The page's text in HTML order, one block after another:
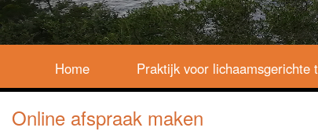
Home Praktijk voor lichaamsgerichte
Online afspraak maken